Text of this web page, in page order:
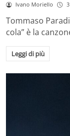
Ivano Moriello
Tommaso
cola” è la
Leggi di più